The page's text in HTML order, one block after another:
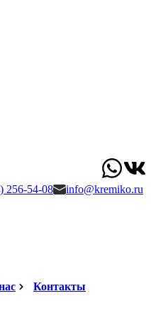
256-54-08
info@kremiko.ru
Контакты